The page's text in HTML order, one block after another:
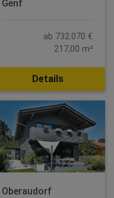
Genf
ab 732.070 €
217,00 m²
Details
Oberaudorf